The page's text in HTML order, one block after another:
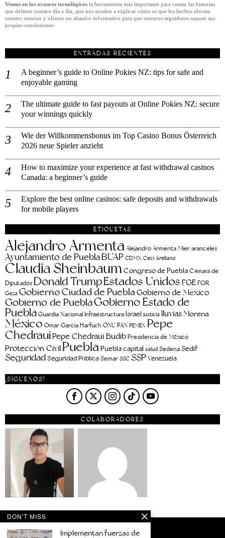
Vemos en los avances tecnológicos la herramienta más importante para contar las historias
que definen nuestro día a día, que nos ayuden a explicar cómo es que los hechos afectan
nuestro entorno y ofrecer un abanico informativo para que nuestros seguidores saquen sus
propias conclusiones.
ENTRADAS RECIENTES
A beginner’s guide to Online Pokies NZ: tips for safe and
enjoyable gaming
The ultimate guide to fast payouts at Online Pokies NZ: secure
your winnings quickly
Wie der Willkommensbonus im Top Casino Bonus Österreich
2026 neue Spieler anzieht
How to maximize your experience at fast withdrawal casinos
Canada: a beginner’s guide
Explore the best online casinos: safe deposits and withdrawals
for mobile players
ETIQUETAS
Alejandro Armenta Alejandro Armenta Mier aranceles
Ayuntamiento de PueblaBUAP CDMX Ceci Arellano
Claudia SheinbaumCongreso de Puebla Cámara de
Diputados Donald TrumpEstados Unidos FGEFGR
Gaza Gobierno Ciudad de PueblaGobierno de México
Gobierno de PueblaGobierno Estado de
PueblaGuardia Nacional Infraestructura Israel justicia lluviasMorena
México Omar García Harfuch ONU PAN PEMEX Pepe
ChedrauiPepe Chedraui BudibPresidencia de México
Protección Civil PueblaPuebla capital salud Sedena Sedif
SeguridadSeguridad Pública Semar SSC SSPVenezuela
¡SÍGUENOS!
COLABORADORES
DON'T MISS
Implementan fuerzas de